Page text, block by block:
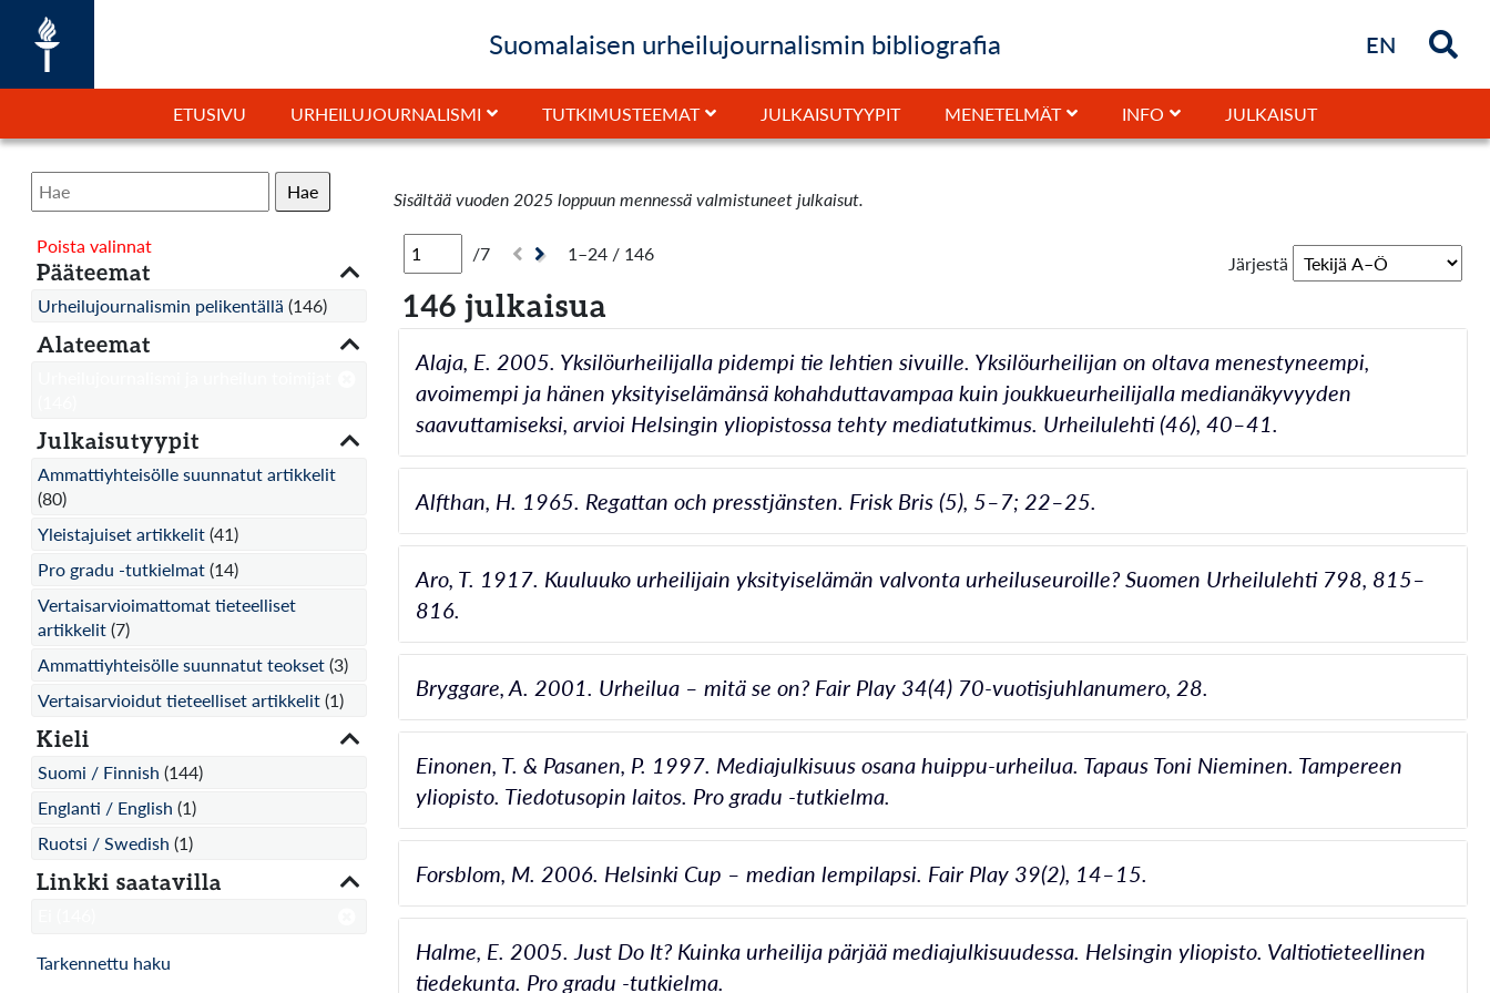
Suomalaisen urheilujournalismin bibliografia EN Briefly
ETUSIVU URHEILUJOURNALISMI TUTKIMUSTEEMAT JULKAISUTYYPIT MENETELMÄT INFO JULKAISUT
Hae Sisältää vuoden 2025 loppuun mennessä valmistuneet julkaisut.
/7 1–24 / 146 Järjestä
146 julkaisua
Alaja, E. 2005. Yksilöurheilijalla pidempi tie lehtien sivuille. Yksilöurheilijan on oltava menestyneempi,
avoimempi ja hänen yksityiselämänsä kohahduttavampaa kuin joukkueurheilijalla medianäkyvyyden
saavuttamiseksi, arvioi Helsingin yliopistossa tehty mediatutkimus. Urheilulehti (46), 40–41.
Alfthan, H. 1965. Regattan och presstjänsten. Frisk Bris (5), 5–7; 22–25.
Aro, T. 1917. Kuuluuko urheilijain yksityiselämän valvonta urheiluseuroille? Suomen Urheilulehti 798, 815–
816.
Bryggare, A. 2001. Urheilua – mitä se on? Fair Play 34(4) 70-vuotisjuhlanumero, 28.
Einonen, T. & Pasanen, P. 1997. Mediajulkisuus osana huippu-urheilua. Tapaus Toni Nieminen. Tampereen
yliopisto. Tiedotusopin laitos. Pro gradu -tutkielma.
Forsblom, M. 2006. Helsinki Cup – median lempilapsi. Fair Play 39(2), 14–15.
Halme, E. 2005. Just Do It? Kuinka urheilija pärjää mediajulkisuudessa. Helsingin yliopisto. Valtiotieteellinen
tiedekunta. Pro gradu -tutkielma.
Poista valinnat
Pääteemat
Urheilujournalismin pelikentällä (146)
Alateemat
Julkaisutyypit
Ammattiyhteisölle suunnatut artikkelit
(80)
Yleistajuiset artikkelit (41)
Pro gradu -tutkielmat (14)
Vertaisarvioimattomat tieteelliset
artikkelit (7)
Ammattiyhteisölle suunnatut teokset (3)
Vertaisarvioidut tieteelliset artikkelit (1)
Kieli
Suomi / Finnish (144)
Englanti / English (1)
Ruotsi / Swedish (1)
Linkki saatavilla
Tarkennettu haku